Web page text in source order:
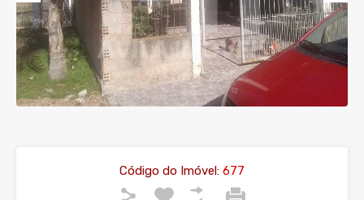
Previous Next
Código do Imóvel: 677